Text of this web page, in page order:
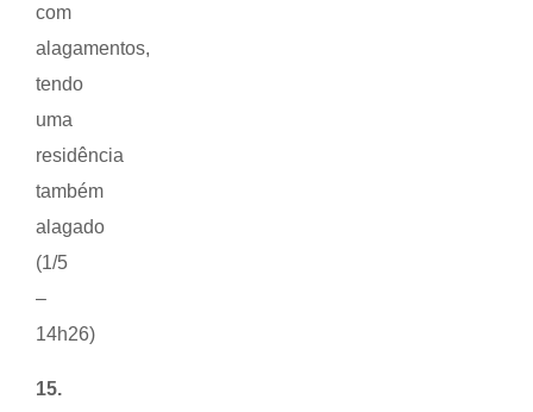
com
alagamentos,
tendo
uma
residência
também
alagado
(1/5
–
14h26)
15.